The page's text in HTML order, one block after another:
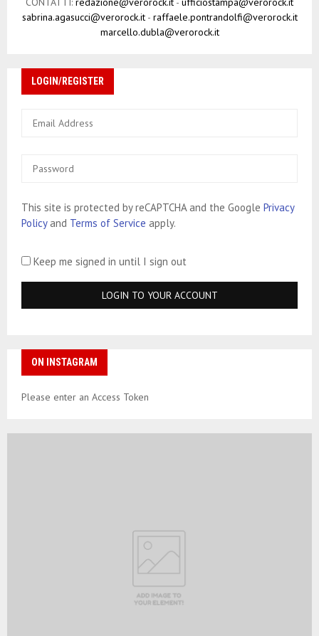
sabrina.agasucci@verorock.it- raffaele.pontrandolfi@verorock.it
marcello.dubla@verorock.it
LOGIN/REGISTER
This site is protected by reCAPTCHA and the Google Privacy
Policyand Terms of Service apply.
Keep me signed in until I sign out
ON INSTAGRAM
Please enter an Access Token